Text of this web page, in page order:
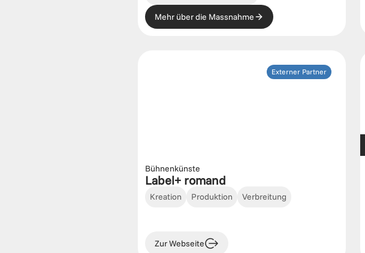
Mehr über die Massnahme
Externer Partner
Bühnenkünste
Label+ romand
Kreation Produktion Verbreitung
Zur Webseite